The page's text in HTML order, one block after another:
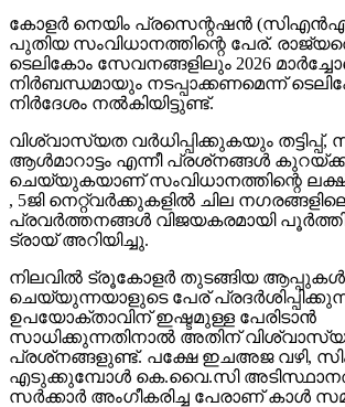
കോളര്‍ നെയിം പ്രസെന്റഷന്‍
പുതിയ സംവിധാനത്തിന്റെ പേര്.
ടെലികോം സേവനങ്ങളിലും 2026
നിര്‍ബന്ധമായും നടപ്പാക്കണമെന്ന്
നിര്‍ദേശം നല്‍കിയിട്ടുണ്ട്.
വിശ്വാസ്യത വര്‍ധിപ്പിക്കുകയും തട്ടിപ്പ്,
ആള്‍മാറാട്ടം എന്നീ പ്രശ്‌നങ്ങള്‍
ചെയ്യുകയാണ് സംവിധാനത്തിന്റെ
, 5ജി നെറ്റ്വര്‍ക്കുകളില്‍ ചില
പ്രവര്‍ത്തനങ്ങള്‍ വിജയകരമായി
ട്രായ് അറിയിച്ചു.
നിലവില്‍ ട്രൂകോളര്‍ തുടങ്ങിയ
ചെയ്യുന്നയാളുടെ പേര്
ഉപയോക്താവിന് ഇഷ്ടമുള്ള പേരിടാന്‍
സാധിക്കുന്നതിനാല്‍ അതിന്
പ്രശ്‌നങ്ങളുണ്ട്. പക്ഷേ ഇചഅജ വഴി,
എടുക്കുമ്പോള്‍ കെ.വൈ.സി
സര്‍ക്കാര്‍ അംഗീകരിച്ച പേരാണ് കാള്‍